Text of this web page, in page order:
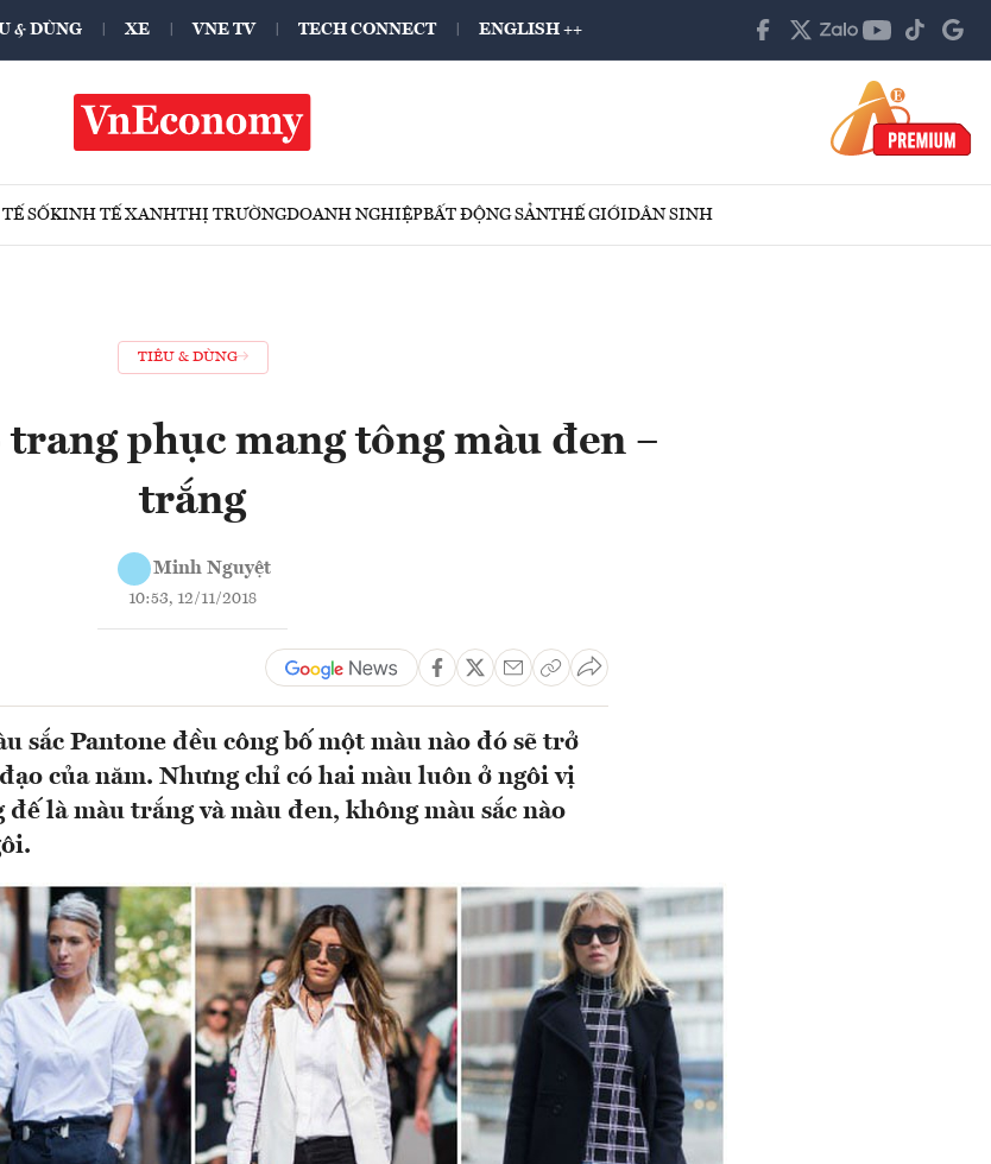
& DÙNG XE VNE TV TECH CONNECT ENGLISH ++
SỐKINH TẾ XANHTHỊ TRƯỜNGDOANH NGHIỆPBẤT ĐỘNG SẢNTHẾ GIỚIDÂN SINH
TIÊU & DÙNG
phục mang tông màu đen –
trắng
Minh Nguyệt
10:53, 12/11/2018
sắc Pantone đều công bố một màu nào đó sẽ trở
của năm. Nhưng chỉ có hai màu luôn ở ngôi vị
đế là màu trắng và màu đen, không màu sắc nào